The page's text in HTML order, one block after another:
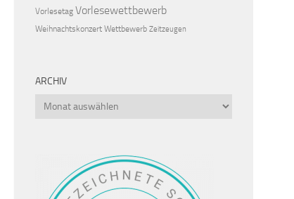
Vorlesetag Vorlesewettbewerb
Weihnachtskonzert Wettbewerb Zeitzeugen
ARCHIV